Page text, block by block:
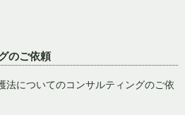
のご依頼
法についてのコンサルティングのご依